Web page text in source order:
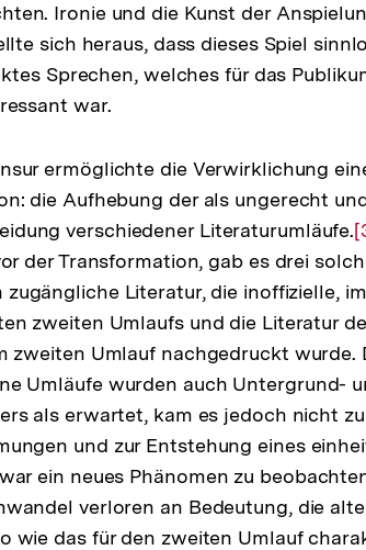
Ironie und die Kunst der
sich heraus, dass dieses Spiel
Sprechen, welches für das
war.
ermöglichte die Verwirklichung
die Aufhebung der als ungerecht
verschiedener Literaturumläufe.
der Transformation, gab es drei
Literatur, die inoffizielle,
zweiten Umlaufs und die Literatur
zweiten Umlauf nachgedruckt wurde.
Umläufe wurden auch Untergrund-
als erwartet, kam es jedoch nicht
und zur Entstehung eines
ein neues Phänomen zu
verloren an Bedeutung, die
wie das für den zweiten Umlauf